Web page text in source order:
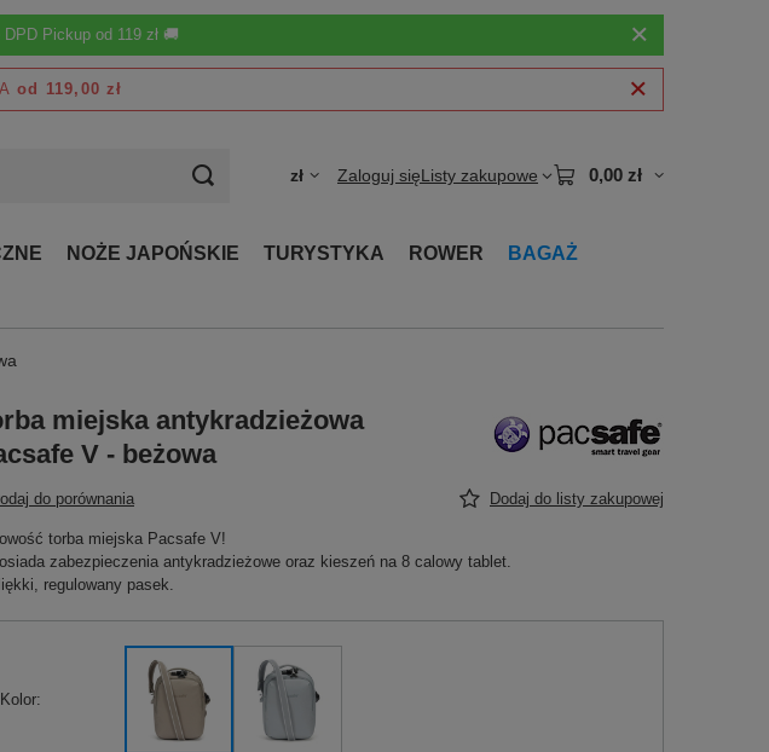
Pickup od 119 zł 🚚
od 119,00 zł
zł Zaloguj sięListy zakupowe 0,00 zł
NOŻE JAPOŃSKIE TURYSTYKA ROWER
BAGAŻ
miejska antykradzieżowa
V - beżowa
do porównania Dodaj do listy zakupowej
torba miejska Pacsafe V!
zabezpieczenia antykradzieżowe oraz kieszeń na 8 calowy tablet.
regulowany pasek.
Kolor